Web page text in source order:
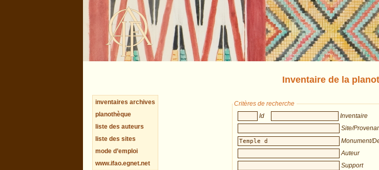
Inventaire de la
inventaires archives
planothèque
liste des auteurs
liste des sites
mode d’emploi
www.ifao.egnet.net
Critères de recherche
Id
Inventaire
Site/
Monument/
Auteur
Support